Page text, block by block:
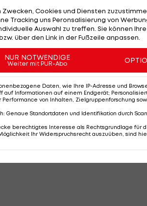
Cookies und Diensten
Tracking uns Peronsalisierung von
Auswahl zu treffen. Sie können
über den Link in der Fußzeile anpassen.
NUR NOTWENDIGE
Weiter mit PUR-Abo
Daten, wie Ihre IP-Adresse und
auf Informationen auf einem Endgerät;
von Inhalten, Zielgruppenforschung
: Genaue Standortdaten und Identifikation durch
berechtigtes Interesse als Rechtsgrundlage für
Ihr Widerspruchsrecht auszuüben, sind